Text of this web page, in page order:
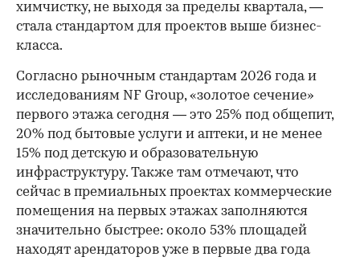
химчистку, не выходя за пределы квартала, —
стала стандартом для проектов выше бизнес-
класса.
Согласно рыночным стандартам 2026 года и
исследованиям NF Group, «золотое сечение»
первого этажа сегодня — это 25% под общепит,
20% под бытовые услуги и аптеки, и не менее
15% под детскую и образовательную
инфраструктуру. Также там отмечают, что
сейчас в премиальных проектах коммерческие
помещения на первых этажах заполняются
значительно быстрее: около 53% площадей
находят арендаторов уже в первые два года